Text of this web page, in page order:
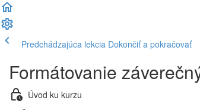
Predchádzajúca lekcia Dokončiť a pokračovať
Formátovanie
Úvod ku kurzu